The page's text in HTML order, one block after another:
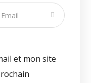
et mon site